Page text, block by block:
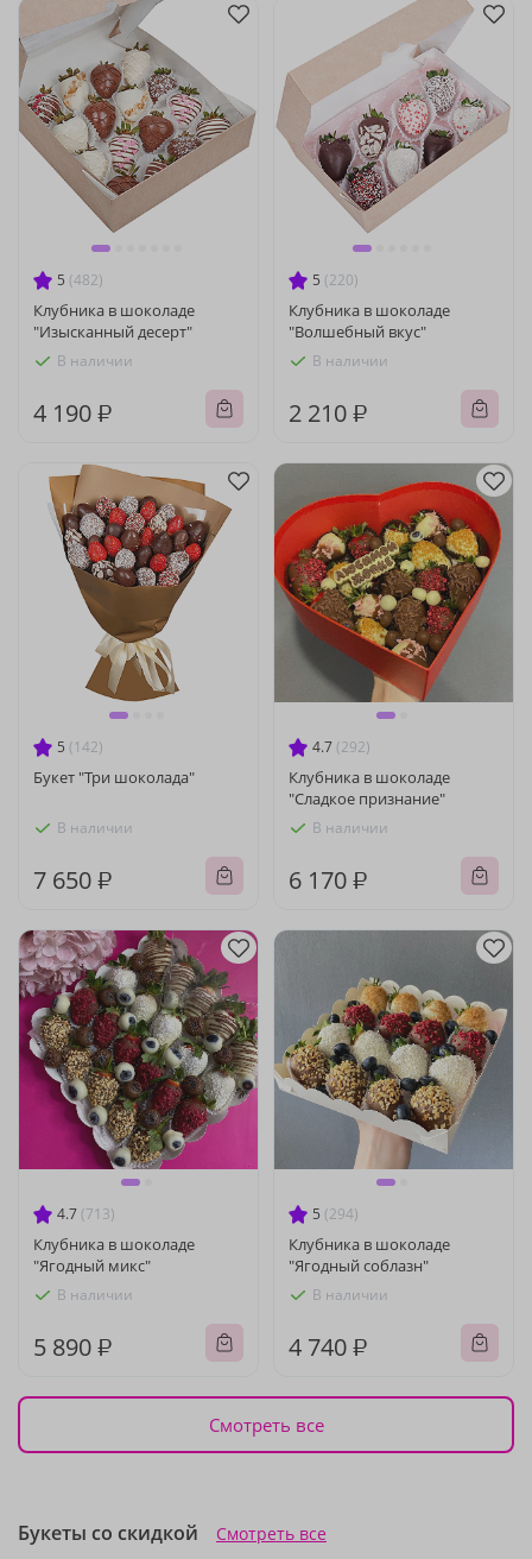
5 (482)
Клубника в шоколаде
"Изысканный десерт"
В наличии
4 190 ₽
5 (220)
Клубника в шоколаде
"Волшебный вкус"
В наличии
2 210 ₽
5 (142)
Букет "Три шоколада"
В наличии
7 650 ₽
4.7 (292)
Клубника в шоколаде
"Сладкое признание"
В наличии
6 170 ₽
4.7 (713)
Клубника в шоколаде
"Ягодный микс"
В наличии
5 890 ₽
5 (294)
Клубника в шоколаде
"Ягодный соблазн"
В наличии
4 740 ₽
Смотреть все
Букеты со скидкой Смотреть все